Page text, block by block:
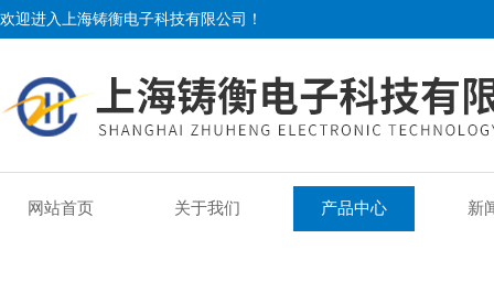
欢迎进入上海铸衡电子科技有限公司！
网站首页 关于我们 产品中心 新